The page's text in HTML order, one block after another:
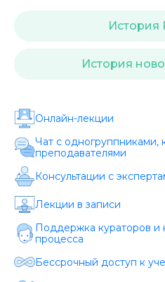
История
История
Онлайн-лекции
Чат с одногруппниками,
преподавателями
Консультации с
Лекции в записи
Поддержка кураторов и
процесса
Бессрочный доступ к
Подача материала *
Программа
Уровень